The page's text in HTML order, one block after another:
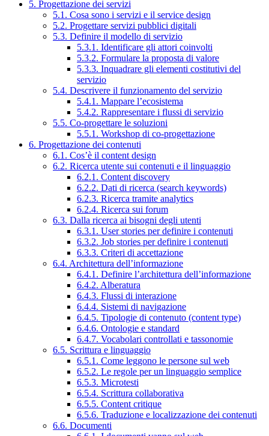
5. Progettazione dei servizi
5.1. Cosa sono i servizi e il service design
5.2. Progettare servizi pubblici digitali
5.3. Definire il modello di servizio
5.3.1. Identificare gli attori coinvolti
5.3.2. Formulare la proposta di valore
5.3.3. Inquadrare gli elementi costitutivi del
servizio
5.4. Descrivere il funzionamento del servizio
5.4.1. Mappare l’ecosistema
5.4.2. Rappresentare i flussi di servizio
5.5. Co-progettare le soluzioni
5.5.1. Workshop di co-progettazione
6. Progettazione dei contenuti
6.1. Cos’è il content design
6.2. Ricerca utente sui contenuti e il linguaggio
6.2.1. Content discovery
6.2.2. Dati di ricerca (search keywords)
6.2.3. Ricerca tramite analytics
6.2.4. Ricerca sui forum
6.3. Dalla ricerca ai bisogni degli utenti
6.3.1. User stories per definire i contenuti
6.3.2. Job stories per definire i contenuti
6.3.3. Criteri di accettazione
6.4. Architettura dell’informazione
6.4.1. Definire l’architettura dell’informazione
6.4.2. Alberatura
6.4.3. Flussi di interazione
6.4.4. Sistemi di navigazione
6.4.5. Tipologie di contenuto (content type)
6.4.6. Ontologie e standard
6.4.7. Vocabolari controllati e tassonomie
6.5. Scrittura e linguaggio
6.5.1. Come leggono le persone sul web
6.5.2. Le regole per un linguaggio semplice
6.5.3. Microtesti
6.5.4. Scrittura collaborativa
6.5.5. Content critique
6.5.6. Traduzione e localizzazione dei contenuti
6.6. Documenti